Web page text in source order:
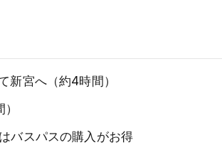
新宮へ（約4時間）
バスパスの購入がお得